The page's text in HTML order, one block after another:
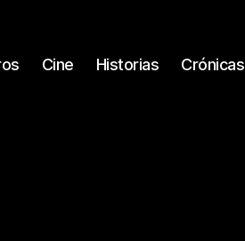
Cine Historias Crónicas